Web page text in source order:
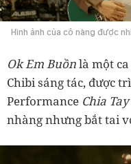
Hình ảnh của cô nàng được
Ok Em Buồnlà một
Chibi sáng tác, được
Performance Chia
nhàng nhưng bắt tai